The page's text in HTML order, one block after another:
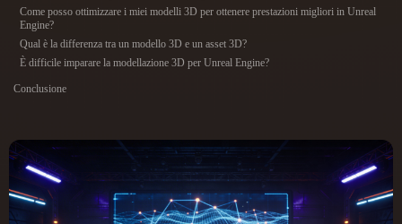
Abstract Anime Cartoon Cel-Shaded
Minimalist Modern Organic Photorealistic
Pixel Art Realistic Stylized
Come posso ottimizzare i miei modelli 3D per ottenere prestazioni migliori in Unreal
Engine?
Qual è la differenza tra un modello 3D e un asset 3D?
È difficile imparare la modellazione 3D per Unreal Engine?
Conclusione